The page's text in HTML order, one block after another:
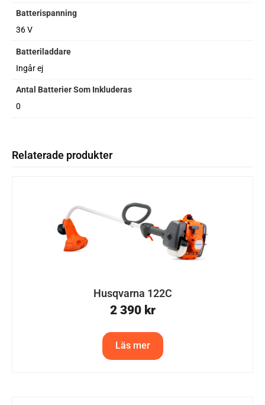
Batterispanning
36 V
Batteriladdare
Ingår ej
Antal Batterier Som Inkluderas
0
Relaterade produkter
Husqvarna 122C
2 390 kr
Läs mer